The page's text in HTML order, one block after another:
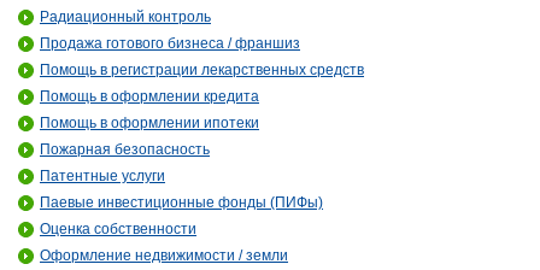
Радиационный контроль
Продажа готового бизнеса / франшиз
Помощь в регистрации лекарственных средств
Помощь в оформлении кредита
Помощь в оформлении ипотеки
Пожарная безопасность
Патентные услуги
Паевые инвестиционные фонды (ПИФы)
Оценка собственности
Оформление недвижимости / земли